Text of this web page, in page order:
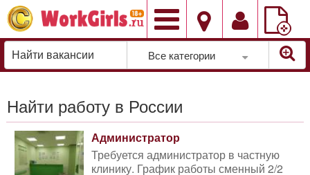
Добавить
вакансию
Все категории
Найти работу в России
Администратор
Требуется администратор в частную
клинику. График работы сменный 2/2